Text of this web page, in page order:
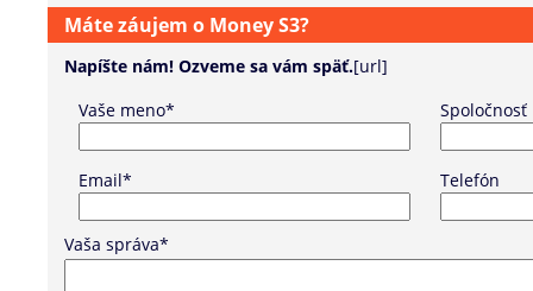
Máte záujem o Money S3?
Napíšte nám! Ozveme sa vám späť.[url]
Vaše meno*
Email*
Spoločnosť
Telefón
Vaša správa*